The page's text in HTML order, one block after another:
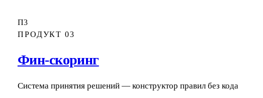
П3
ПРОДУКТ 03
Фин-скоринг
Система принятия решений — конструктор правил без кода